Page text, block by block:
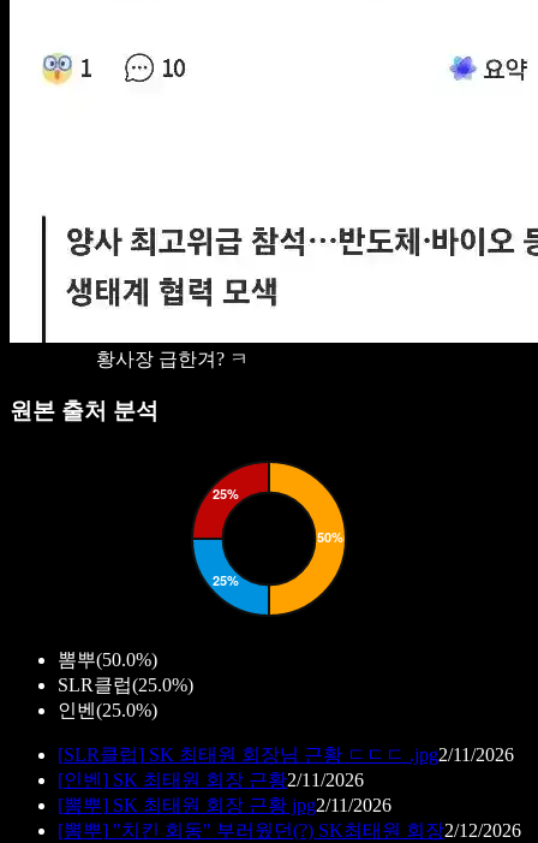
황사장 급한겨? ㅋ
원본 출처 분석
뽐뿌(50.0%)
SLR클럽(25.0%)
인벤 (25.0%)
[SLR클럽] SK 최태원 회장님 근황 ㄷㄷㄷ .jpg2/11/2026
[인벤 ] SK 최태원 회장 근황2/11/2026
[뽐뿌] SK 최태원 회장 근황 jpg2/11/2026
[뽐뿌] "치킨 회동" 부러웠던(?) SK최태원 회장2/12/2026